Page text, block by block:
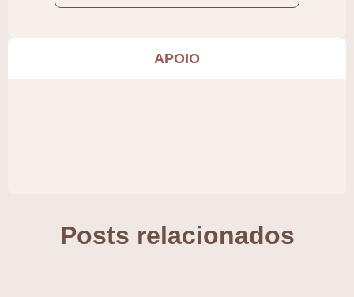
APOIO
Posts relacionados